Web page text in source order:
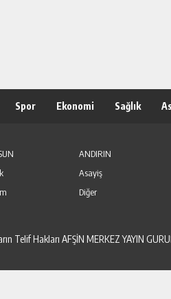
Spor Ekonomi Sağlık
ANDIRIN
Asayiş
Diğer
Telif Hakları AFŞİN MERKEZ YAYIN